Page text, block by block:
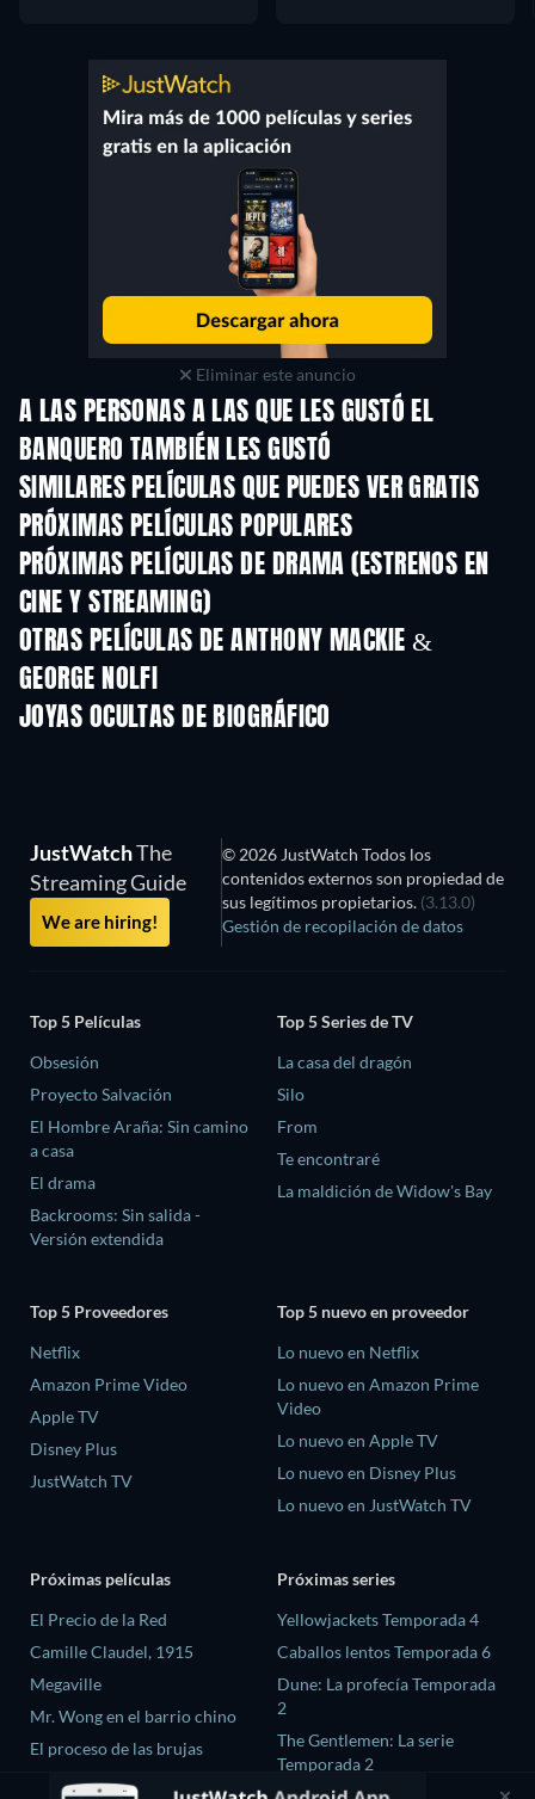
Eliminar este anuncio
A LAS PERSONAS A LAS QUE LES GUSTÓ EL
BANQUERO TAMBIÉN LES GUSTÓ
SIMILARES PELÍCULAS QUE PUEDES VER GRATIS
PRÓXIMAS PELÍCULAS POPULARES
PRÓXIMAS PELÍCULAS DE DRAMA (ESTRENOS EN
CINE Y STREAMING)
OTRAS PELÍCULAS DE ANTHONY MACKIE &
GEORGE NOLFI
JOYAS OCULTAS DE BIOGRÁFICO
JustWatchThe
Streaming Guide
We are hiring!
© 2026 JustWatch Todos los
contenidos externos son propiedad de
sus legítimos propietarios. (3.13.0)
Gestión de recopilación de datos
Top 5 Películas
Obsesión
Proyecto Salvación
El Hombre Araña: Sin camino
a casa
El drama
Backrooms: Sin salida -
Versión extendida
Top 5 Series de TV
La casa del dragón
Silo
From
Te encontraré
La maldición de Widow's Bay
Top 5 Proveedores
Netflix
Amazon Prime Video
Apple TV
Disney Plus
JustWatch TV
Top 5 nuevo en proveedor
Lo nuevo en Netflix
Lo nuevo en Amazon Prime
Video
Lo nuevo en Apple TV
Lo nuevo en Disney Plus
Lo nuevo en JustWatch TV
Próximas películas
El Precio de la Red
Camille Claudel, 1915
Megaville
Mr. Wong en el barrio chino
El proceso de las brujas
Próximas series
Yellowjackets Temporada 4
Caballos lentos Temporada 6
Dune: La profecía Temporada
2
The Gentlemen: La serie
Temporada 2